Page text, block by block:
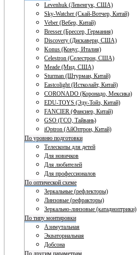
Levenhuk (Левенгук, США)
Sky-Watcher (Скай-Вотчер, Китай)
Veber (Вебер, Китай)
Bresser (Брессер, Германия)
Discovery (Дискавери, США)
Konus (Конус, Италия)
Celestron (Селестрон, США)
Meade (Мид, США)
Sturman (Штурман, Китай)
Eastcolight (Истколайт, Китай)
CORONADO (Коронадо, Мексика)
EDU-TOYS (Эду-Тойз, Китай)
FANCIER (Фансиер, Китай)
GSO (ГСО, Тайвань)
iOptron (АйОптрон, Китай)
По уровню подготовки
Телескопы для детей
Для новичков
Для любителей
Для профессионалов
По оптической схеме
Зеркальные (рефлекторы)
Линзовые (рефракторы)
Зеркально-линзовые (катадиоптрики)
По типу монтировки
Азимутальная
Экваториальная
Добсона
По другим параметрам